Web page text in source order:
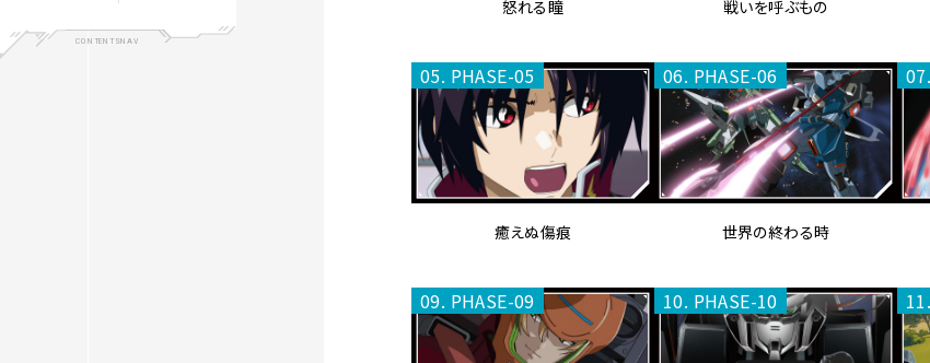
怒れる瞳 戦いを呼ぶもの
05. PHASE-05
癒えぬ傷痕
06. PHASE-06
世界の終わる時
09. PHASE-09 10. PHASE-10